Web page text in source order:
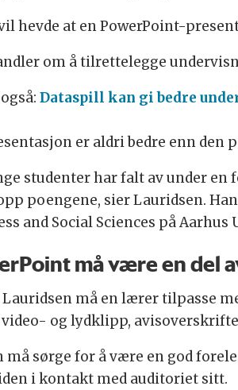
hevde at en PowerPoint-
om å tilrettelegge
Dataspill kan gi bedre
er aldri bedre enn den
studenter har falt av under
poengene, sier Lauridsen.
and Social Sciences på Aarhus
må være en del
må en lærer tilpasse
og lydklipp,
må sørge for å være en god
i kontakt med auditoriet sitt.